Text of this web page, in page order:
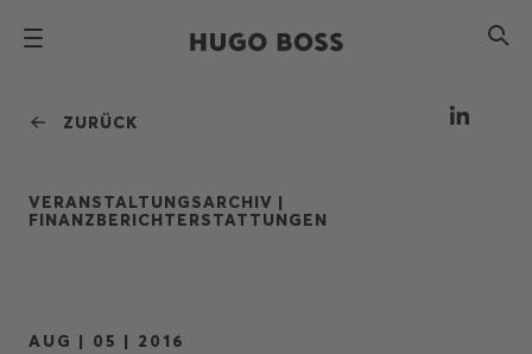
ZURÜCK
VERANSTALTUNGSARCHIV |
FINANZBERICHTERSTATTUNGEN
AUG | 05 | 2016